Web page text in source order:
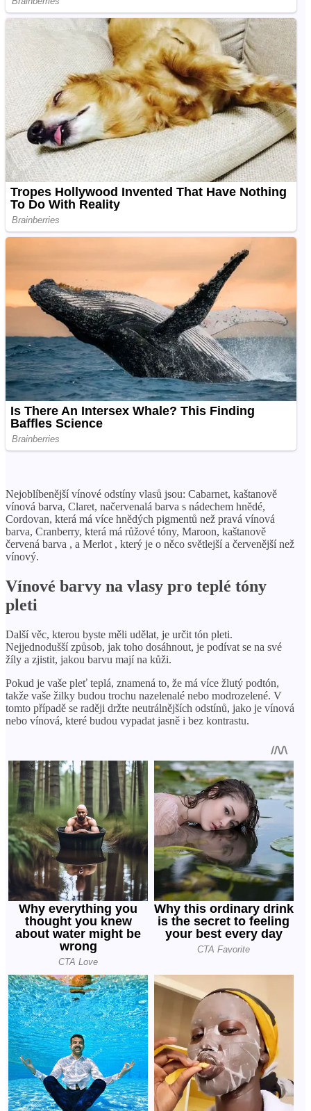
Nejoblíbenější vínové odstíny vlasů jsou: Cabarnet, kaštanově
vínová barva, Claret, načervenalá barva s nádechem hnědé,
Cordovan, která má více hnědých pigmentů než pravá vínová
barva, Cranberry, která má růžové tóny, Maroon, kaštanově
červená barva , a Merlot , který je o něco světlejší a červenější než
vínový.
Vínové barvy na vlasy pro teplé tóny
pleti
Další věc, kterou byste měli udělat, je určit tón pleti.
Nejjednodušší způsob, jak toho dosáhnout, je podívat se na své
žíly a zjistit, jakou barvu mají na kůži.
Pokud je vaše pleť teplá, znamená to, že má více žlutý podtón,
takže vaše žilky budou trochu nazelenalé nebo modrozelené. V
tomto případě se raději držte neutrálnějších odstínů, jako je vínová
nebo vínová, které budou vypadat jasně i bez kontrastu.